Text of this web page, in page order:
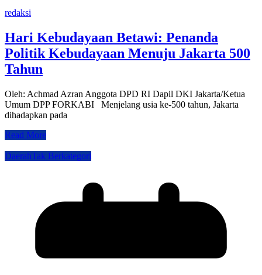
redaksi
Hari Kebudayaan Betawi: Penanda
Politik Kebudayaan Menuju Jakarta 500
Tahun
Oleh: Achmad Azran Anggota DPD RI Dapil DKI Jakarta/Ketua
Umum DPP FORKABI Menjelang usia ke-500 tahun, Jakarta
dihadapkan pada
Read More
DaerahTak Berkategori